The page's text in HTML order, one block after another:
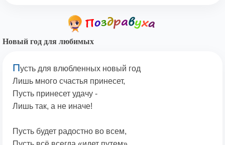
Новый год для любимых
Пусть для влюбленных новый год
Лишь много счастья принесет,
Пусть принесет удачу -
Лишь так, а не иначе!
Пусть будет радостно во всем,